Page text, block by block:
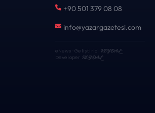
+90 501 379 08 08
info@yazargazetesi.com
eNews · Geliştirici KEYDAL·
Developer KEYDAL